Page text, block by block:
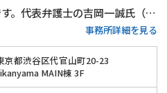
。​代表弁護士の吉岡一誠氏（東
務所は、依頼者一人ひとりの悩
談して良かった」と感じてもら
ています。​
事務所詳細を見る
京都渋谷区代官山町20-23
MAIN棟 3F